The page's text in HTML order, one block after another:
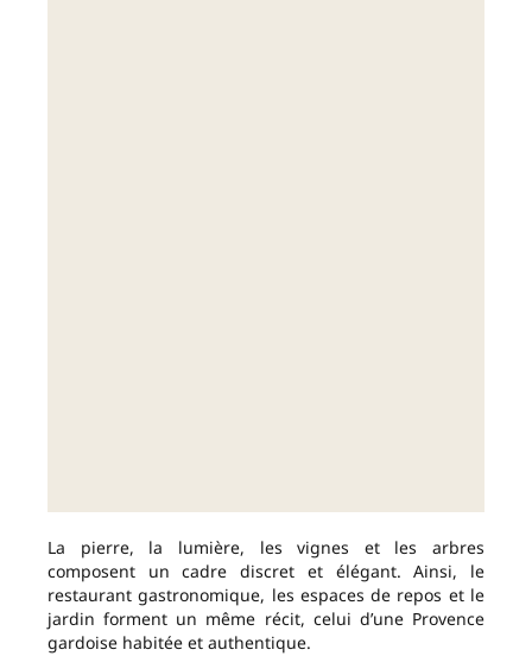
La pierre, la lumière, les vignes et les arbres
composent un cadre discret et élégant. Ainsi, le
restaurant gastronomique, les espaces de repos et le
jardin forment un même récit, celui d’une Provence
gardoise habitée et authentique.